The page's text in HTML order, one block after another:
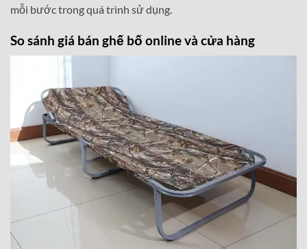
mỗi bước trong quá trình sử dụng.
So sánh giá bán ghế bố online và cửa hàng